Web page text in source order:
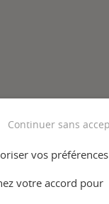
vos
votre accord pour
Continuer sans